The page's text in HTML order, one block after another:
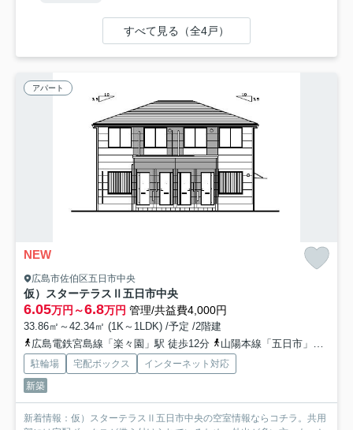
すべて見る（全4戸）
アパート
NEW
広島市佐伯区五日市中央
仮）スターテラスⅡ五日市中央
6.05万円～6.8万円 管理/共益費4,000円
33.86㎡～42.34㎡ (1K～1LDK) /予定 /2階建
広島電鉄宮島線「楽々園」駅 徒歩12分
山陽本線「五日市」駅 徒歩18分
駐輪場 宅配ボックス
インターネット対応
新築
新着情報：仮）スターテラスⅡ五日市中央の空室情報ならコチラ。共用